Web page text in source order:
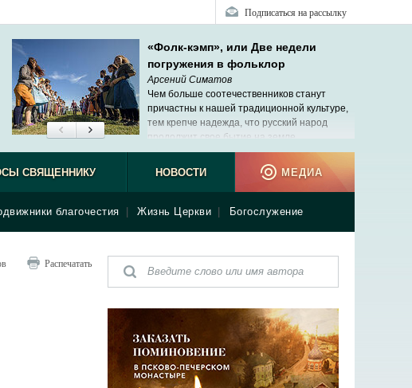
Подписаться на рассылку
«Фолк-кэмп», или Две недели
погружения в фольклор
Арсений Симатов
Чем больше соотечественников станут
причастны к нашей традиционной культуре,
тем крепче надежда, что русский народ
продолжит свое бытие на земле.
благочестия Жизнь Церкви Богослужение
СВЯЩЕННИКУ НОВОСТИ МЕДИА
Распечатать